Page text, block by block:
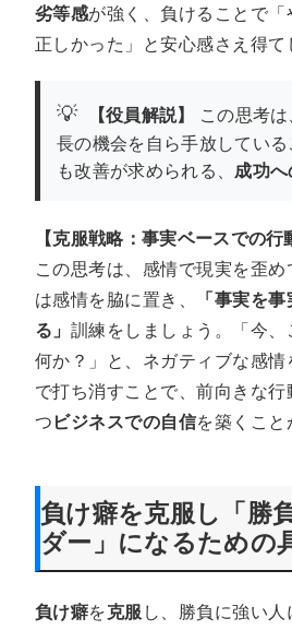
劣等感が強く、負けることで
正しかった」と安心感さえ得て
💡 【役員解説】
この思考
長の機会を自ら手放してい
も改善が求められる、 成功
【克服戦略：事実ベースでの行
この思考は、感情で現実を歪
は感情を脇に置き、
「事実を
る」 訓練をしましょう。「今
何か？」と、ネガティブな感情
で打ち消すことで、前向きな
つ ビジネスでの自信を築くこと
負け癖を克服し「勝
ダー 」になるための
負け癖を克服 し、勝負に強い